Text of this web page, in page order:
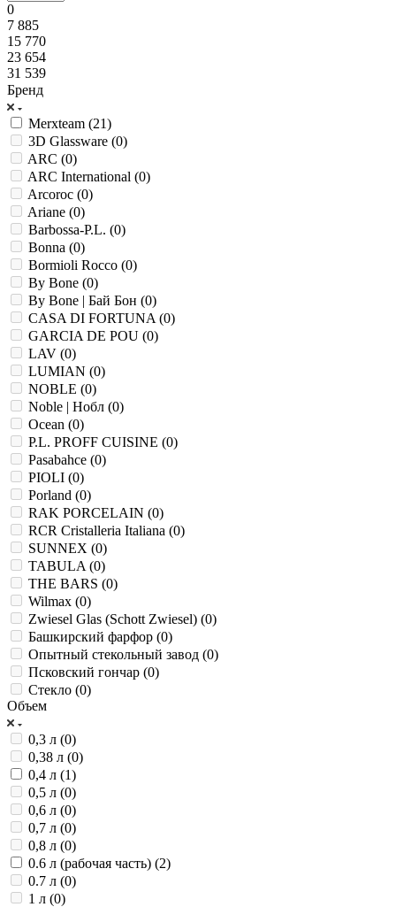
0
7 885
15 770
23 654
31 539
Бренд
Merxteam (21)
3D Glassware (0)
ARC (0)
ARC International (0)
Arcoroc (0)
Ariane (0)
Barbossa-P.L. (0)
Bonna (0)
Bormioli Rocco (0)
By Bone (0)
By Bone | Бай Бон (0)
CASA DI FORTUNA (0)
GARCIA DE POU (0)
LAV (0)
LUMIAN (0)
NOBLE (0)
Noble | Нобл (0)
Ocean (0)
P.L. PROFF CUISINE (0)
Pasabahce (0)
PIOLI (0)
Porland (0)
RAK PORCELAIN (0)
RCR Cristalleria Italiana (0)
SUNNEX (0)
TABULA (0)
THE BARS (0)
Wilmax (0)
Zwiesel Glas (Schott Zwiesel) (0)
Башкирский фарфор (0)
Опытный стекольный завод (0)
Псковский гончар (0)
Стекло (0)
Объем
0,3 л (0)
0,38 л (0)
0,4 л (1)
0,5 л (0)
0,6 л (0)
0,7 л (0)
0,8 л (0)
0.6 л (рабочая часть) (2)
0.7 л (0)
1 л (0)